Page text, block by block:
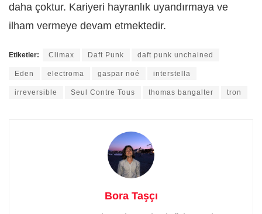
daha çoktur. Kariyeri hayranlık uyandırmaya ve
ilham vermeye devam etmektedir.
Etiketler: Climax Daft Punk daft punk unchained
Eden electroma gaspar noé interstella
irreversible Seul Contre Tous thomas bangalter tron
Bora Taşçı